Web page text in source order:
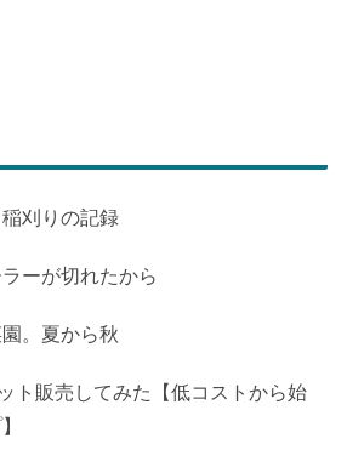
刈りの記録
ーが切れたから
。夏から秋
ト販売してみた【低コストから始